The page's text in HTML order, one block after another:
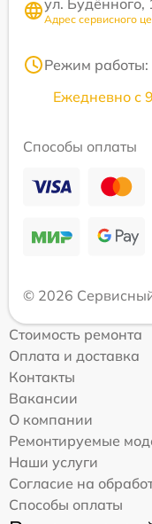
ул. Будённого,
Адрес сервисного
Режим работы:
Ежедневно с
Способы оплаты
© 2026
Стоимость ремонта
Оплата и доставка
Контакты
Вакансии
О компании
Ремонтируемые
Наши услуги
Согласие на
Способы оплаты